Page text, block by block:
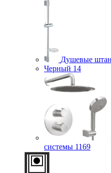
Душевые
Черный 14
системы 1169